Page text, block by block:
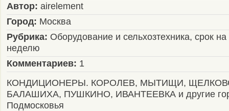
Автор: airelement
Город: Москва
Рубрика: Оборудование и сельхозтехника, срок на
неделю
Комментариев: 1
КОНДИЦИОНЕРЫ. КОРОЛЕВ, МЫТИЩИ,
БАЛАШИХА, ПУШКИНО, ИВАНТЕЕВКА и другие
Подмосковья